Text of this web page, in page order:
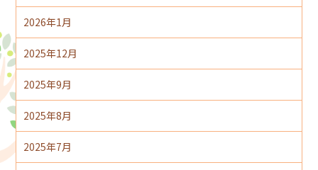
2026年1月
2025年12月
2025年9月
2025年8月
2025年7月